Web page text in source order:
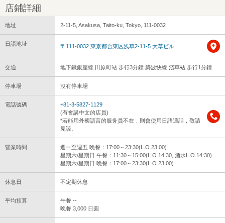
店鋪詳細
地址 2-11-5, Asakusa, Taito-ku, Tokyo, 111-0032
日語地址 〒111-0032 東京都台東区浅草2-11-5 大草ビル
交通 地下鐵銀座線 田原町站 步行3分鐘 築波快線 淺草站 步行1分鐘
停車場 沒有停車場
電話號碼
+81-3-5827-1129
(有會講中文的店員)
*若能用外國語言的服务員不在，則會使用日語通話，敬請
見諒。
營業時間
週一至週五 晚餐：17:00～23:30(L.O.23:00)
星期六/星期日 午餐：11:30～15:00(L.O.14:30, 酒水L.O.14:30)
星期六/星期日 晚餐：17:00～23:30(L.O.23:00)
休息日 不定期休息
平均預算
午餐 --
晚餐 3,000 日圓